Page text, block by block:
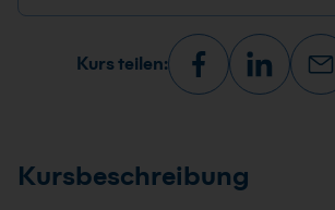
Kurs teilen:
Kursbeschreibung